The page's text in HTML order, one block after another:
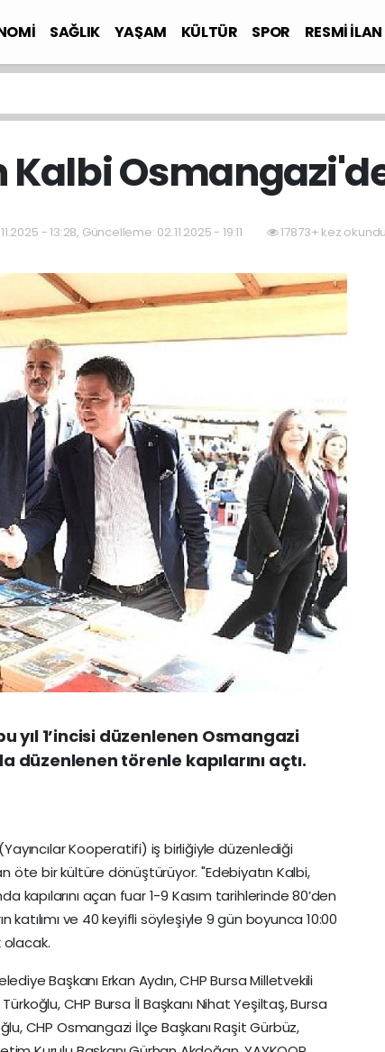
SAĞLIK YAŞAM KÜLTÜR SPOR RESMİ İLAN
Kalbi
- 13:28, Güncelleme: 02.11.2025 - 19:11 17873+ kez
yıl 1’incisi düzenlenen Osmangazi
düzenlenen törenle kapılarını açtı.
Kooperatifi) iş birliğiyle düzenlediği
öte bir kültüre dönüştürüyor. "Edebiyatın Kalbi,
kapılarını açan fuar 1-9 Kasım tarihlerinde 80’den
katılımı ve 40 keyifli söyleşiyle 9 gün boyunca 10:00
olacak.
Başkanı Erkan Aydın, CHP Bursa Milletvekili
CHP Bursa İl Başkanı Nihat Yeşiltaş, Bursa
CHP Osmangazi İlçe Başkanı Raşit Gürbüz,